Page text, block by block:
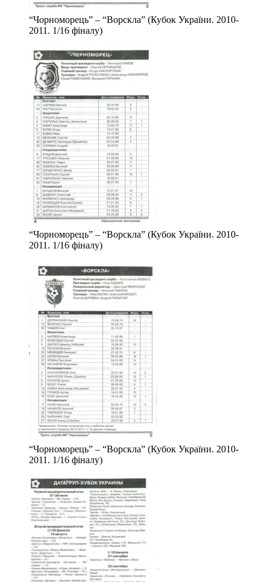
“Чорноморець” – “Ворскла” (Кубок України. 2010-
2011. 1/16 фіналу)
“Чорноморець” – “Ворскла” (Кубок України. 2010-
2011. 1/16 фіналу)
“Чорноморець” – “Ворскла” (Кубок України. 2010-
2011. 1/16 фіналу)